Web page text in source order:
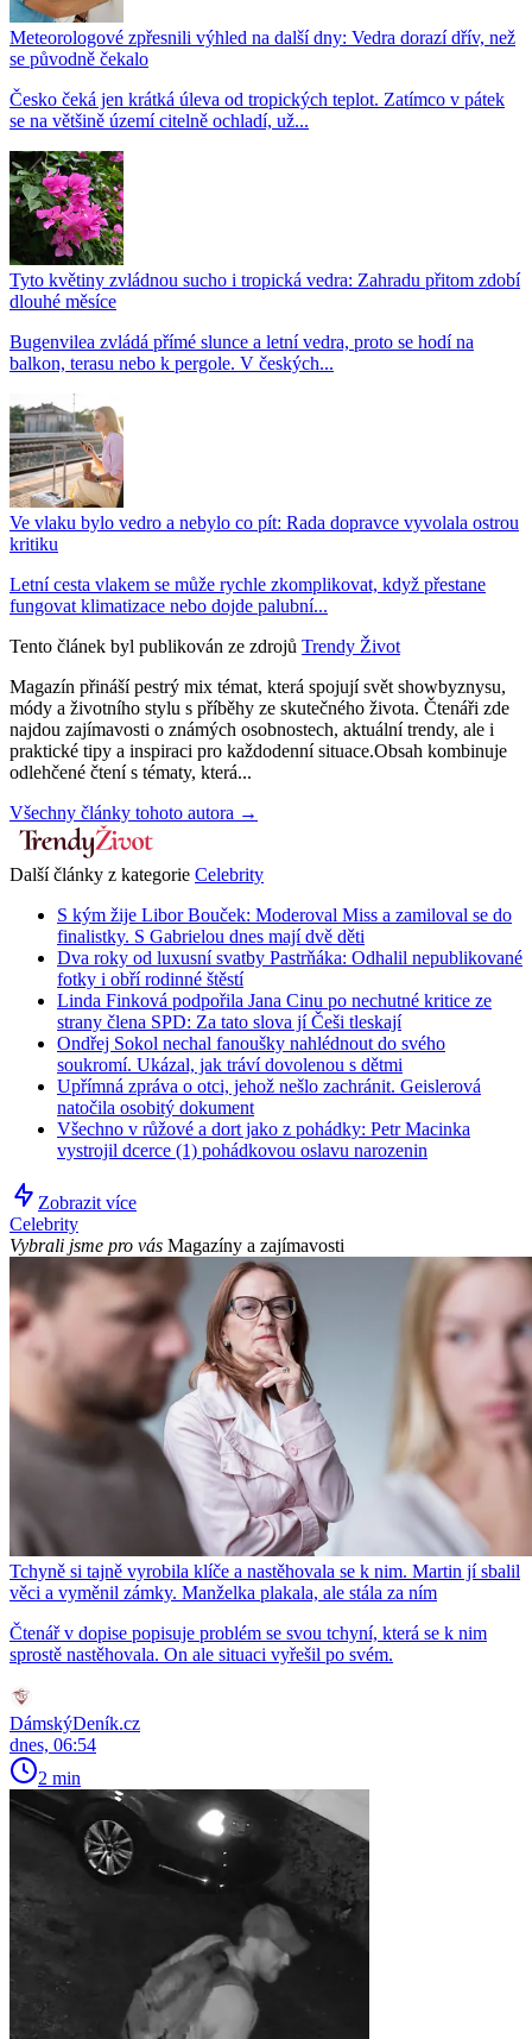
Meteorologové zpřesnili výhled na další dny: Vedra dorazí dřív, než
se původně čekalo
Česko čeká jen krátká úleva od tropických teplot. Zatímco v pátek
se na většině území citelně ochladí, už...
Tyto květiny zvládnou sucho i tropická vedra: Zahradu přitom zdobí
dlouhé měsíce
Bugenvilea zvládá přímé slunce a letní vedra, proto se hodí na
balkon, terasu nebo k pergole. V českých...
Ve vlaku bylo vedro a nebylo co pít: Rada dopravce vyvolala ostrou
kritiku
Letní cesta vlakem se může rychle zkomplikovat, když přestane
fungovat klimatizace nebo dojde palubní...
Tento článek byl publikován ze zdrojů Trendy Život
Magazín přináší pestrý mix témat, která spojují svět showbyznysu,
módy a životního stylu s příběhy ze skutečného života. Čtenáři zde
najdou zajímavosti o známých osobnostech, aktuální trendy, ale i
praktické tipy a inspiraci pro každodenní situace.Obsah kombinuje
odlehčené čtení s tématy, která...
Všechny články tohoto autora →
Další články z kategorie Celebrity
S kým žije Libor Bouček: Moderoval Miss a zamiloval se do
finalistky. S Gabrielou dnes mají dvě děti
Dva roky od luxusní svatby Pastrňáka: Odhalil nepublikované
fotky i obří rodinné štěstí
Linda Finková podpořila Jana Cinu po nechutné kritice ze
strany člena SPD: Za tato slova jí Češi tleskají
Ondřej Sokol nechal fanoušky nahlédnout do svého
soukromí. Ukázal, jak tráví dovolenou s dětmi
Upřímná zpráva o otci, jehož nešlo zachránit. Geislerová
natočila osobitý dokument
Všechno v růžové a dort jako z pohádky: Petr Macinka
vystrojil dcerce (1) pohádkovou oslavu narozenin
Zobrazit více
Celebrity
Vybrali jsme pro vás Magazíny a zajímavosti
Tchyně si tajně vyrobila klíče a nastěhovala se k nim. Martin jí sbalil
věci a vyměnil zámky. Manželka plakala, ale stála za ním
Čtenář v dopise popisuje problém se svou tchyní, která se k nim
sprostě nastěhovala. On ale situaci vyřešil po svém.
DámskýDeník.cz
dnes, 06:54
2 min